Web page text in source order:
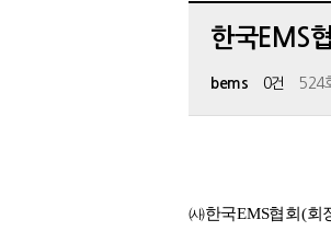
한국EMS
bems 0건 524
㈔한국EMS협회 (회